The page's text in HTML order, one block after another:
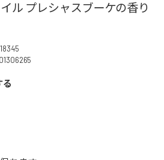
ル プレシャスブーケの香り
る